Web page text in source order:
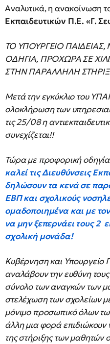
Αναλυτικά, η ανακοίνωση
Εκπαιδευτικών Π.Ε. «Γ.
ΤΟ ΥΠΟΥΡΓΕΙΟ
ΟΔΗΓΙΑ, ΠΡΟΧΩΡΑ ΣΕ
ΣΤΗΝ ΠΑΡΑΛΛΗΛΗ
Μετά την εγκύκλιο του
ολοκλήρωση των
τις 25/08 η
συνεχίζεται!!
Τώρα με προφορική οδηγία
καλεί τις Διευθύνσεις
δηλώσουν τα κενά σε
ΕΒΠ και σχολικούς
ομαδοποιημένα και με
να μην ξεπερνάει τους 2
σχολική μονάδα!
Κυβέρνηση και Υπουργείο
αναλάβουν την ευθύνη
σύνολο των αναγκών των
στελέχωση των σχολείων
μόνιμο προσωπικό όλων
άλλη μια φορά επιδιώκουν
της στήριξης των μαθητών